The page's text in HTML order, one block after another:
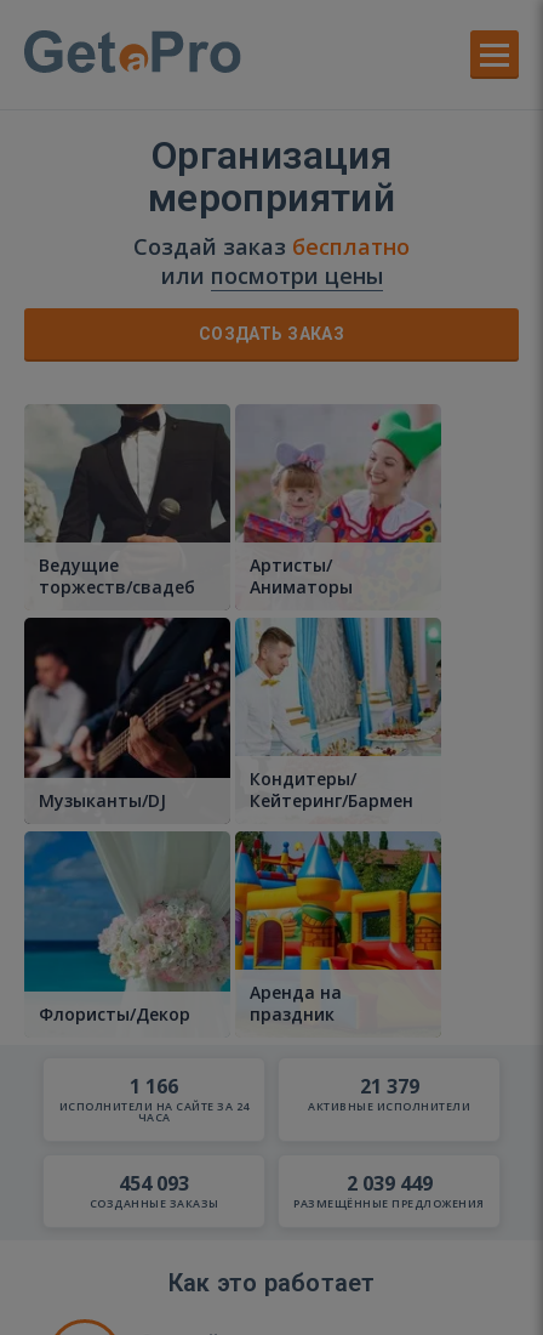
Организация
мероприятий
Создай заказ бесплатно
или посмотри цены
СОЗДАТЬ ЗАКАЗ
Ведущие
торжеств/свадеб
Артисты/
Аниматоры
Музыканты/DJ
Кондитеры/
Кейтеринг/Бармен
Флористы/Декор
Аренда на
праздник
1 166
ИСПОЛНИТЕЛИ НА САЙТЕ ЗА 24
ЧАСА
21 379
АКТИВНЫЕ ИСПОЛНИТЕЛИ
454 093
СОЗДАННЫЕ ЗАКАЗЫ
2 039 449
РАЗМЕЩЁННЫЕ ПРЕДЛОЖЕНИЯ
Как это работает